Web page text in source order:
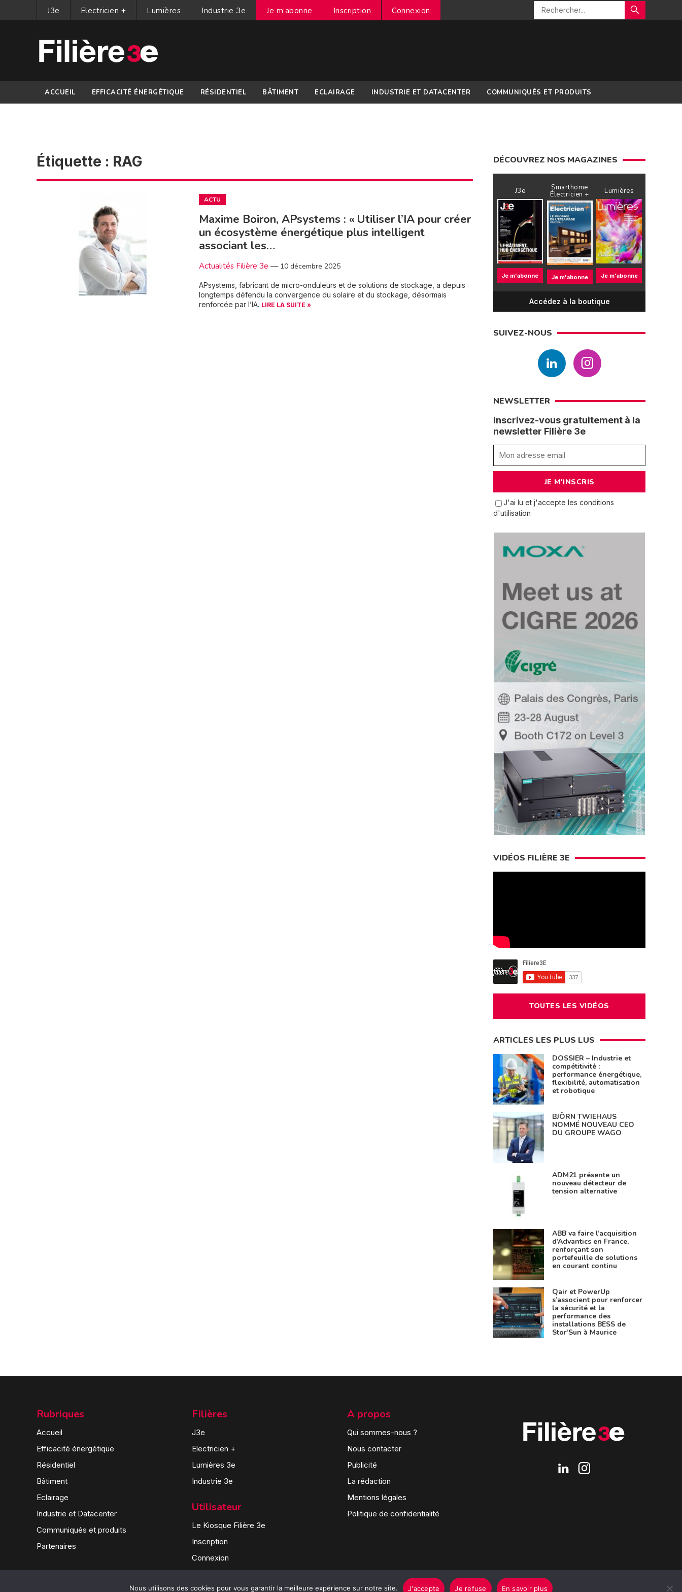
J3e Electricien + Lumières Industrie 3e Je m’abonne Inscription Connexion
ACCUEIL EFFICACITÉ ÉNERGÉTIQUE RÉSIDENTIEL BÂTIMENT ECLAIRAGE INDUSTRIE ET DATACENTER COMMUNIQUÉS ET PRODUITS
Étiquette : RAG
ACTU
Maxime Boiron, APsystems : « Utiliser l’IA pour créer
un écosystème énergétique plus intelligent
associant les…
Actualités Filière 3e — 10 décembre 2025
APsystems, fabricant de micro-onduleurs et de solutions de stockage, a depuis
longtemps défendu la convergence du solaire et du stockage, désormais
renforcée par l’IA. LIRE LA SUITE »
DÉCOUVREZ NOS MAGAZINES
J3e
Je m'abonne
Smarthome
Électricien +
Je m'abonne
Lumières
Je m'abonne
Accédez à la boutique
SUIVEZ-NOUS
NEWSLETTER
Inscrivez-vous gratuitement à la
newsletter Filière 3e
J'ai lu et j'accepte les conditions
d'utilisation
VIDÉOS FILIÈRE 3E
TOUTES LES VIDÉOS
ARTICLES LES PLUS LUS
DOSSIER – Industrie et
compétitivité :
performance énergétique,
flexibilité, automatisation
et robotique
BJÖRN TWIEHAUS
NOMMÉ NOUVEAU CEO
DU GROUPE WAGO
ADM21 présente un
nouveau détecteur de
tension alternative
ABB va faire l’acquisition
d’Advantics en France,
renforçant son
portefeuille de solutions
en courant continu
Qair et PowerUp
s’associent pour renforcer
la sécurité et la
performance des
installations BESS de
Stor’Sun à Maurice
Rubriques
Accueil
Efficacité énergétique
Résidentiel
Bâtiment
Eclairage
Industrie et Datacenter
Communiqués et produits
Partenaires
Filières
J3e
Electricien +
Lumières 3e
Industrie 3e
Utilisateur
Le Kiosque Filière 3e
Inscription
Connexion
A propos
Qui sommes-nous ?
Nous contacter
Publicité
La rédaction
Mentions légales
Politique de confidentialité
Nous utilisons des cookies pour vous garantir la meilleure expérience sur notre site. J'accepte Je refuse En savoir plus